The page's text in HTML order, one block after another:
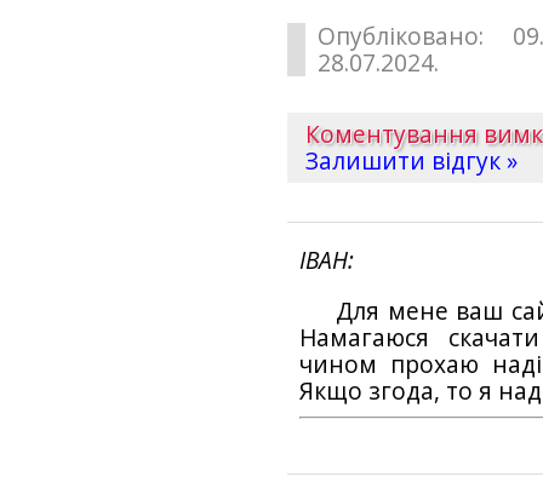
Опубліковано:
28.07.2024.
Коментування
Залишити відгук »
ІВАН
Для мене ваш
Намагаюся
чином прохаю
Якщо згода, то я